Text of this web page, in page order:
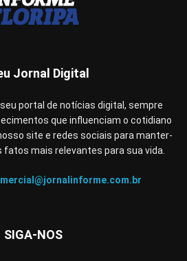
Jornal Digital
portal de notícias digital, sempre
que influenciam o cotidiano
site e redes sociais para manter-
fatos mais relevantes para sua vida.
SIGA-NOS